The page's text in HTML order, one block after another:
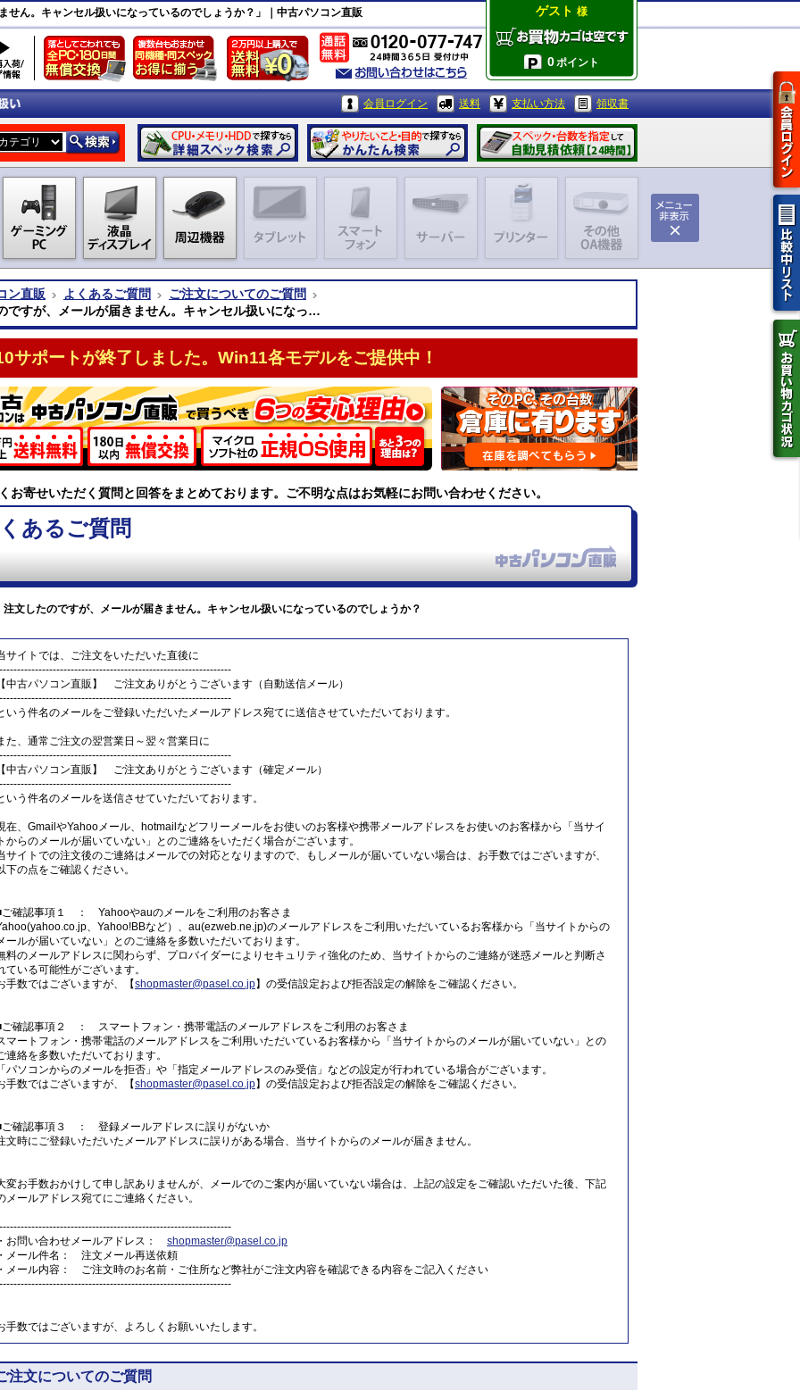
せん。キャンセル扱いになっているのでしょうか？」｜中古パソコン直販 ゲスト 様
0ポイント
会員ログイン 送料 支払い方法 領収書
ン直販 よくあるご質問
ご注文についてのご質問
ですが、メールが届きません。キャンセル扱いになっ…
サポートが終了しました。Win11各モデルをご提供中！
お寄せいただく質問と回答をまとめております。ご不明な点はお気軽にお問い合わせください。
あるご質問
注文したのですが、メールが届きません。キャンセル扱いになっているのでしょうか？
サイトでは、ご注文をいただいた直後に
中古パソコン直販】 ご注文ありがとうございます（自動送信メール）
いう件名のメールをご登録いただいたメールアドレス宛てに送信させていただいております。
た、通常ご注文の翌営業日～翌々営業日に
中古パソコン直販】 ご注文ありがとうございます（確定メール）
いう件名のメールを送信させていただいております。
在、GmailやYahooメール、hotmailなどフリーメールをお使いのお客様や携帯メールアドレスをお使いのお客様から「当サイ
からのメールが届いていない」とのご連絡をいただく場合がございます。
サイトでの注文後のご連絡はメールでの対応となりますので、もしメールが届いていない場合は、お手数ではございますが、
下の点をご確認ください。
ご確認事項１ ： Yahooやauのメールをご利用のお客さま
、Yahoo!BBなど）、au(ezweb.ne.jp)のメールアドレスをご利用いただいているお客様から「当サイトからの
ールが届いていない」とのご連絡を多数いただいております。
料のメールアドレスに関わらず、プロバイダーによりセキュリティ強化のため、当サイトからのご連絡が迷惑メールと判断さ
ている可能性がございます。
手数ではございますが、【shopmaster@pasel.co.jp】の受信設定および拒否設定の解除をご確認ください。
確認事項２ ： スマートフォン・携帯電話のメールアドレスをご利用のお客さま
マートフォン・携帯電話のメールアドレスをご利用いただいているお客様から「当サイトからのメールが届いていない」との
連絡を多数いただいております。
パソコンからのメールを拒否」や「指定メールアドレスのみ受信」などの設定が行われている場合がございます。
手数ではございますが、【shopmaster@pasel.co.jp】の受信設定および拒否設定の解除をご確認ください。
ご確認事項３ ： 登録メールアドレスに誤りがないか
文時にご登録いただいたメールアドレスに誤りがある場合、当サイトからのメールが届きません。
変お手数おかけして申し訳ありませんが、メールでのご案内が届いていない場合は、上記の設定をご確認いただいた後、下記
メールアドレス宛てにご連絡ください。
お問い合わせメールアドレス： shopmaster@pasel.co.jp
メール件名： 注文メール再送依頼
メール内容： ご注文時のお名前・ご住所など弊社がご注文内容を確認できる内容をご記入ください
手数ではございますが、よろしくお願いいたします。
注文についてのご質問